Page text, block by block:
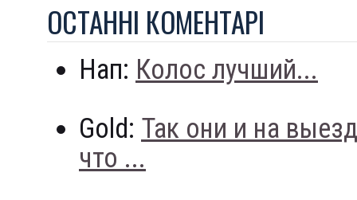
ОСТАННI КОМЕНТАРI
Нап: Колос лучший...
Gold: Так они и на
что ...